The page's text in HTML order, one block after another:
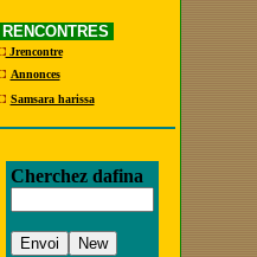
RENCONTRES
Jrencontre
Annonces
Samsara harissa
Cherchez dafina